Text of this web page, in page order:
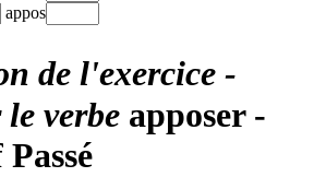
appos
de l'exercice -
verbe apposer -